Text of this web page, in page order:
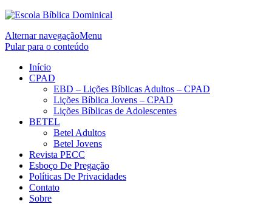
Alternar navegaçãoMenu
Pular para o conteúdo
Início
CPAD
EBD – Lições Bíblicas Adultos – CPAD
Lições Bíblica Jovens – CPAD
Lições Bíblicas de Adolescentes
BETEL
Betel Adultos
Betel Jovens
Revista PECC
Esboço De Pregação
Políticas De Privacidades
Contato
Sobre